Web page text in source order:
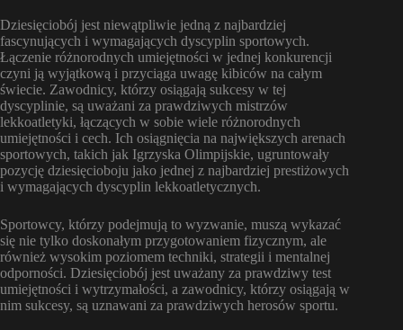
Dziesięciobój jest niewątpliwie jedną z najbardziej
fascynujących i wymagających dyscyplin sportowych.
Łączenie różnorodnych umiejętności w jednej konkurencji
czyni ją wyjątkową i przyciąga uwagę kibiców na całym
świecie. Zawodnicy, którzy osiągają sukcesy w tej
dyscyplinie, są uważani za prawdziwych mistrzów
lekkoatletyki, łączących w sobie wiele różnorodnych
umiejętności i cech. Ich osiągnięcia na największych arenach
sportowych, takich jak Igrzyska Olimpijskie, ugruntowały
pozycję dziesięcioboju jako jednej z najbardziej prestiżowych
i wymagających dyscyplin lekkoatletycznych.
Sportowcy, którzy podejmują to wyzwanie, muszą wykazać
się nie tylko doskonałym przygotowaniem fizycznym, ale
również wysokim poziomem techniki, strategii i mentalnej
odporności. Dziesięciobój jest uważany za prawdziwy test
umiejętności i wytrzymałości, a zawodnicy, którzy osiągają w
nim sukcesy, są uznawani za prawdziwych herosów sportu.